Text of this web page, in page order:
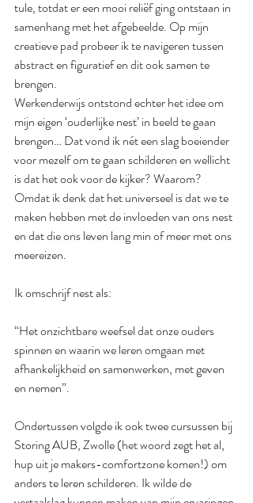
tule, totdat er een mooi reliëf ging ontstaan in
samenhang met het afgebeelde. Op mijn
creatieve pad probeer ik te navigeren tussen
abstract en figuratief en dit ook samen te
brengen.
Werkenderwijs ontstond echter het idee om
mijn eigen ‘ouderlijke nest’ in beeld te gaan
brengen… Dat vond ik nét een slag boeiender
voor mezelf om te gaan schilderen en wellicht
is dat het ook voor de kijker? Waarom?
Omdat ik denk dat het universeel is dat we te
maken hebben met de invloeden van ons nest
en dat die ons leven lang min of meer met ons
meereizen.
Ik omschrijf nest als:
“Het onzichtbare weefsel dat onze ouders
spinnen en waarin we leren omgaan met
afhankelijkheid en samenwerken, met geven
en nemen”.
Ondertussen volgde ik ook twee cursussen bij
Storing AUB, Zwolle (het woord zegt het al,
hup uit je makers-comfortzone komen!) om
anders te leren schilderen. Ik wilde de